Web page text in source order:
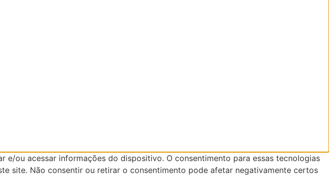
e/ou acessar informações do dispositivo. O consentimento para essas tecnologias
site. Não consentir ou retirar o consentimento pode afetar negativamente certos